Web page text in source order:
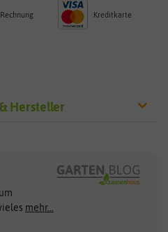
Rechnung Kreditkarte
Hersteller
Clever Pots
COMPO
mehr...